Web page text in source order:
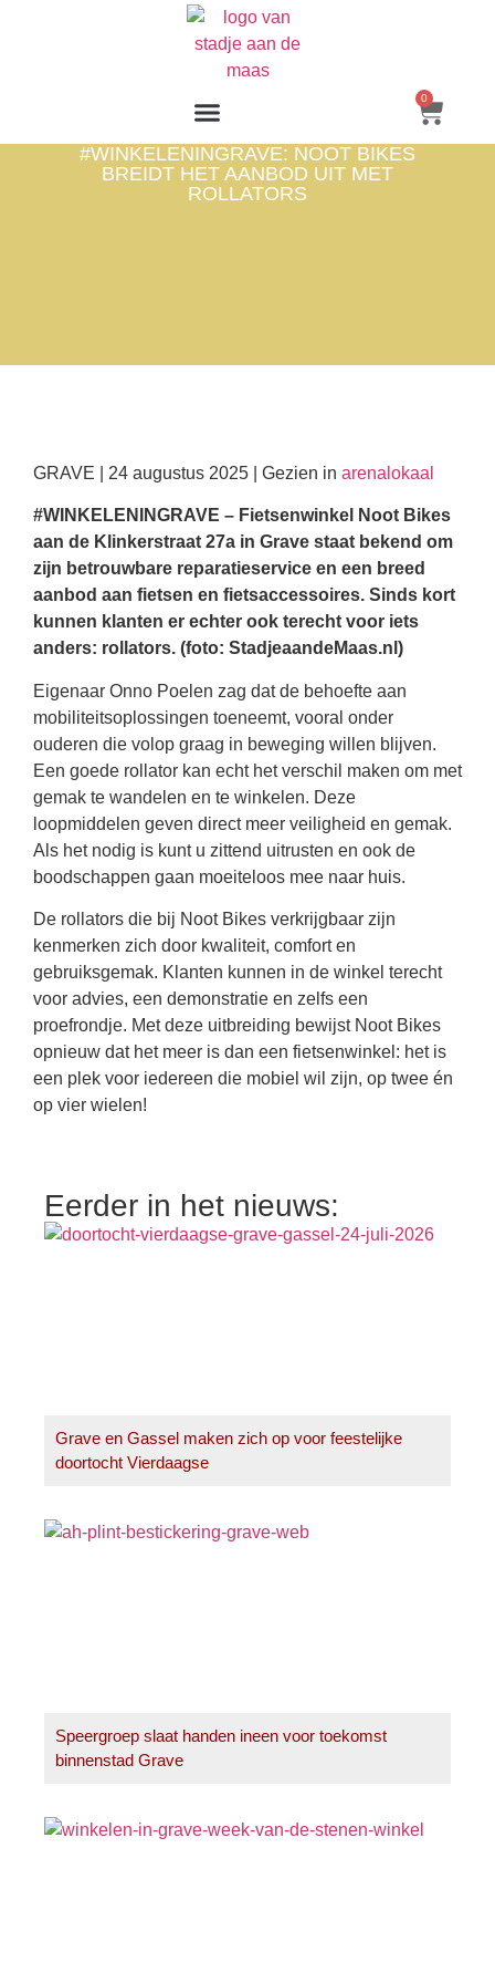
0
#WINKELENINGRAVE: NOOT BIKES
BREIDT HET AANBOD UIT MET
ROLLATORS
GRAVE | 24 augustus 2025 | Gezien in arenalokaal
#WINKELENINGRAVE – Fietsenwinkel Noot Bikes
aan de Klinkerstraat 27a in Grave staat bekend om
zijn betrouwbare reparatieservice en een breed
aanbod aan fietsen en fietsaccessoires. Sinds kort
kunnen klanten er echter ook terecht voor iets
anders: rollators. (foto: StadjeaandeMaas.nl)
Eigenaar Onno Poelen zag dat de behoefte aan
mobiliteitsoplossingen toeneemt, vooral onder
ouderen die volop graag in beweging willen blijven.
Een goede rollator kan echt het verschil maken om met
gemak te wandelen en te winkelen. Deze
loopmiddelen geven direct meer veiligheid en gemak.
Als het nodig is kunt u zittend uitrusten en ook de
boodschappen gaan moeiteloos mee naar huis.
De rollators die bij Noot Bikes verkrijgbaar zijn
kenmerken zich door kwaliteit, comfort en
gebruiksgemak. Klanten kunnen in de winkel terecht
voor advies, een demonstratie en zelfs een
proefrondje. Met deze uitbreiding bewijst Noot Bikes
opnieuw dat het meer is dan een fietsenwinkel: het is
een plek voor iedereen die mobiel wil zijn, op twee én
op vier wielen!
Eerder in het nieuws:
Grave en Gassel maken zich op voor feestelijke
doortocht Vierdaagse
Speergroep slaat handen ineen voor toekomst
binnenstad Grave